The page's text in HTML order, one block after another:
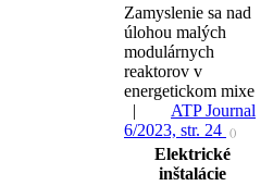
Zamyslenie sa nad
úlohou malých
modulárnych
reaktorov v
energetickom mixe
|
ATP Journal
6/2023, str. 24
()
Elektrické
inštalácie